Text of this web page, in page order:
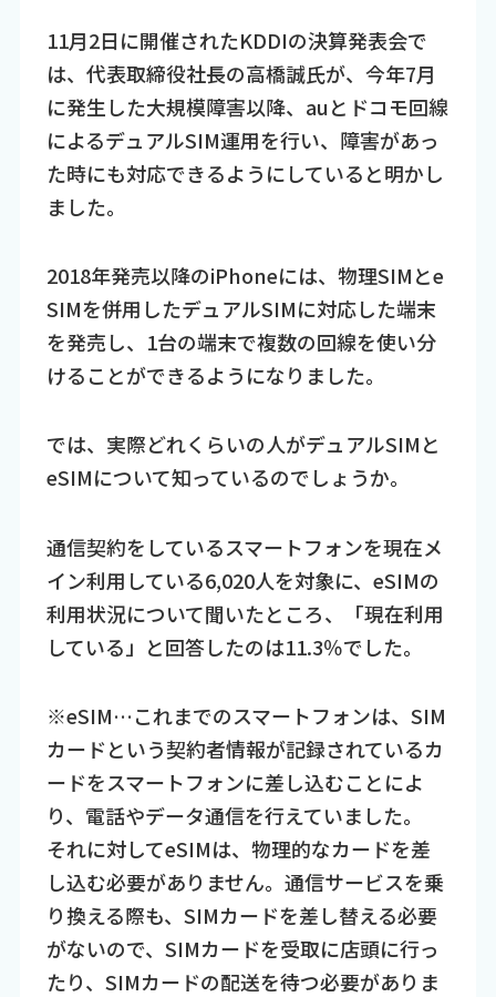
11月2日に開催されたKDDIの決算発表会で
は、代表取締役社長の高橋誠氏が、今年7月
に発生した大規模障害以降、auとドコモ回線
によるデュアルSIM運用を行い、障害があっ
た時にも対応できるようにしていると明かし
ました。
2018年発売以降のiPhoneには、物理SIMとe
SIMを併用したデュアルSIMに対応した端末
を発売し、1台の端末で複数の回線を使い分
けることができるようになりました。
では、実際どれくらいの人がデュアルSIMと
eSIMについて知っているのでしょうか。
通信契約をしているスマートフォンを現在メ
イン利用している6,020人を対象に、eSIMの
利用状況について聞いたところ、「現在利用
している」と回答したのは11.3％でした。
※eSIM…これまでのスマートフォンは、SIM
カードという契約者情報が記録されているカ
ードをスマートフォンに差し込むことによ
り、電話やデータ通信を行えていました。
それに対してeSIMは、物理的なカードを差
し込む必要がありません。通信サービスを乗
り換える際も、SIMカードを差し替える必要
がないので、SIMカードを受取に店頭に行っ
たり、SIMカードの配送を待つ必要がありま